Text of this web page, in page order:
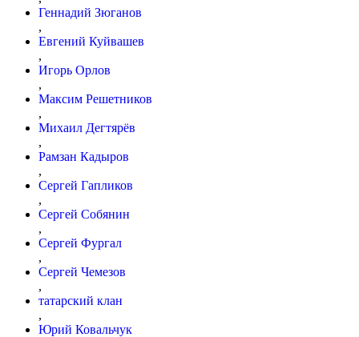
Геннадий Зюганов
,
Евгений Куйвашев
,
Игорь Орлов
,
Максим Решетников
,
Михаил Дегтярёв
,
Рамзан Кадыров
,
Сергей Гапликов
,
Сергей Собянин
,
Сергей Фургал
,
Сергей Чемезов
,
татарский клан
,
Юрий Ковальчук